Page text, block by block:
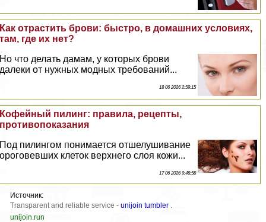
Источник:
Transparent and reliable service - unijoin tumbler
unijoin.run
Как отрастить брови: быстро, в домашних условиях,
там, где их нет?
Но что делать дамам, у которых брови
далеки от нужных модных требований...
18 06 2026 2:59:15
Кофейный пилинг: правила, рецепты,
противопоказания
Под пилингом понимается отшелушивание
ороговевших клеток верхнего слоя кожи...
17 06 2026 9:48:58